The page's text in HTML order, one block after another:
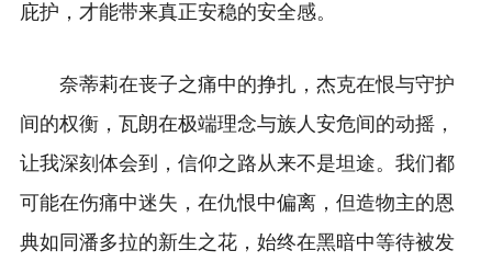
庇护，才能带来真正安稳的安全感。
奈蒂莉在丧子之痛中的挣扎，杰克在恨与守护
间的权衡，瓦朗在极端理念与族人安危间的动摇，
让我深刻体会到，信仰之路从来不是坦途。我们都
可能在伤痛中迷失，在仇恨中偏离，但造物主的恩
典如同潘多拉的新生之花，始终在黑暗中等待被发